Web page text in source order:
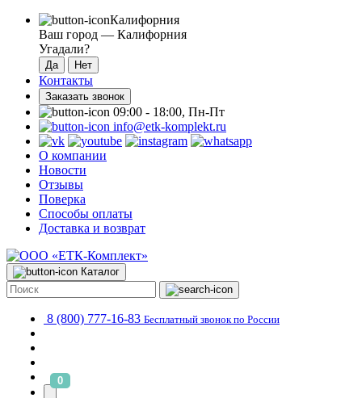
Калифорния
Ваш город — Калифорния
Угадали?
Контакты
Заказать звонок
09:00 - 18:00, Пн-Пт
info@etk-komplekt.ru
О компании
Новости
Отзывы
Поверка
Способы оплаты
Доставка и возврат
Каталог
8 (800) 777-16-83 Бесплатный звонок по России
0